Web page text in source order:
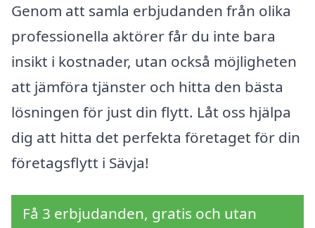
Genom att samla erbjudanden från olika
professionella aktörer får du inte bara
insikt i kostnader, utan också möjligheten
att jämföra tjänster och hitta den bästa
lösningen för just din flytt. Låt oss hjälpa
dig att hitta det perfekta företaget för din
företagsflytt i Sävja!
Få 3 erbjudanden, gratis och utan